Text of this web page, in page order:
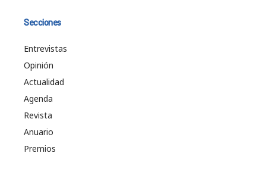
Secciones
Entrevistas
Opinión
Actualidad
Agenda
Revista
Anuario
Premios